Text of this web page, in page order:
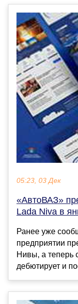
05:23, 03 Дек
«АвтоВАЗ»
Lada Niva в
Ранее уже
предприятии
Нивы, а теперь
дебютирует и